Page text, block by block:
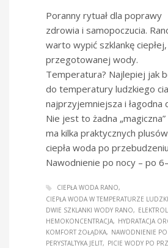
Poranny rytuał dla poprawy
zdrowia i samopoczucia.
warto wypić szklankę ciepłej,
przegotowanej wody.
Temperatura? Najlepiej jak
do temperatury ludzkiego
najprzyjemniejsza i łagodna
Nie jest to żadna
ma kilka praktycznych
ciepła woda po
Nawodnienie po nocy – po
CIEPŁA WODA RANO
CIEPŁA WODA W TEMPERATURZE
DWIE SZKLANKI WODY RANO
HEMOKONCENTRACJA
HYDRATACJA
KOMFORT ŻOŁĄDKA
NAWODNIENIE
PERYSTALTYKA JELIT
PICIE WODY PO